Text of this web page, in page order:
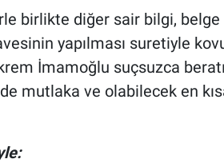
birlikte diğer sair bilgi, belge
yapılması suretiyle
İmamoğlu suçsuzca
mutlaka ve olabilecek en